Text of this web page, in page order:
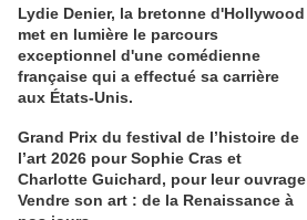
Lydie Denier, la bretonne d'Hollywood
met en lumière le parcours
exceptionnel d'une comédienne
française qui a effectué sa carrière
aux États-Unis.
Grand Prix du festival de l’histoire de
l’art 2026 pour Sophie Cras et
Charlotte Guichard, pour leur ouvrage
Vendre son art : de la Renaissance à